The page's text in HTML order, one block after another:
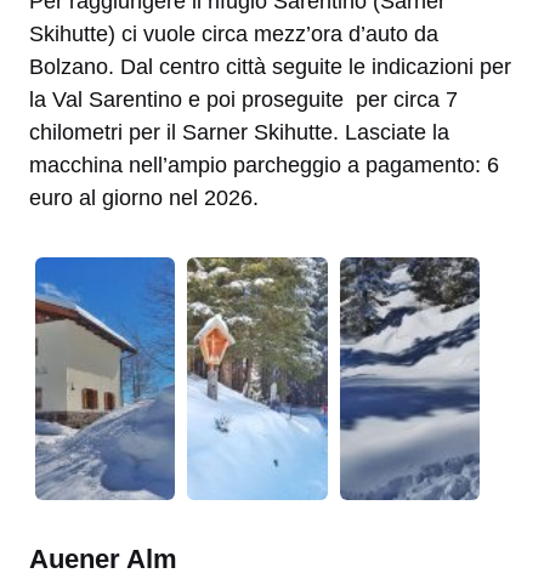
Skihutte) ci vuole circa mezz’ora d’auto da
Bolzano. Dal centro città seguite le indicazioni per
la Val Sarentino e poi proseguite per circa 7
chilometri per il Sarner Skihutte. Lasciate la
macchina nell’ampio parcheggio a pagamento: 6
euro al giorno nel 2026.
Auener Alm